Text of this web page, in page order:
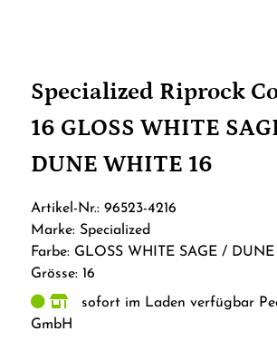
Specialized Riprock
16 GLOSS WHITE
DUNE WHITE 16
Artikel-Nr.: 96523-4216
Marke: Specialized
Farbe: GLOSS WHITE SAGE /
Grösse: 16
sofort im Laden verfügbar
GmbH